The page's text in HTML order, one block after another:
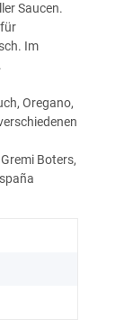
Saucen.
Im
Oregano,
Boters,